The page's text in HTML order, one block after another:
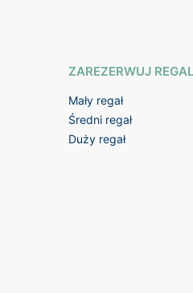
ZAREZERWUJ REGAL
Mały regał
Średni regał
Duży regał